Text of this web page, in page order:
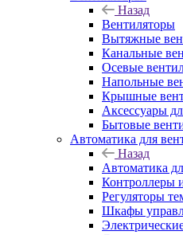
Назад
Вентиляторы
Вытяжные
Канальные
Осевые
Напольные
Крышные
Аксессуары
Бытовые
Автоматика для
Назад
Автоматика
Контроллеры
Регуляторы
Шкафы